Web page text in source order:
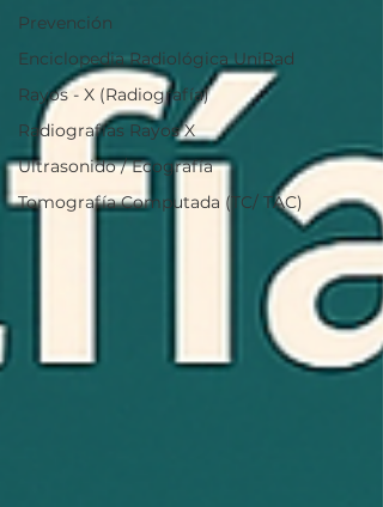
Prevención
Enciclopedia Radiológica UniRad
Rayos - X (Radiografía)
Radiografías Rayos X
Ultrasonido / Ecografía
Tomografía Computada (TC/ TAC)